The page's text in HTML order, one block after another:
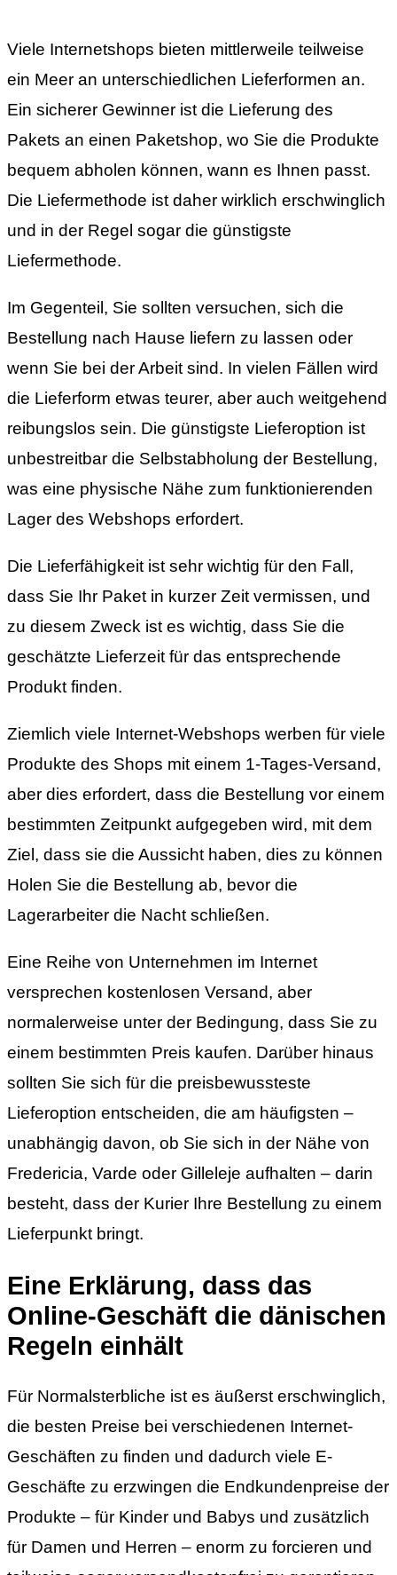
Viele Internetshops bieten mittlerweile teilweise
ein Meer an unterschiedlichen Lieferformen an.
Ein sicherer Gewinner ist die Lieferung des
Pakets an einen Paketshop, wo Sie die Produkte
bequem abholen können, wann es Ihnen passt.
Die Liefermethode ist daher wirklich erschwinglich
und in der Regel sogar die günstigste
Liefermethode.
Im Gegenteil, Sie sollten versuchen, sich die
Bestellung nach Hause liefern zu lassen oder
wenn Sie bei der Arbeit sind. In vielen Fällen wird
die Lieferform etwas teurer, aber auch weitgehend
reibungslos sein. Die günstigste Lieferoption ist
unbestreitbar die Selbstabholung der Bestellung,
was eine physische Nähe zum funktionierenden
Lager des Webshops erfordert.
Die Lieferfähigkeit ist sehr wichtig für den Fall,
dass Sie Ihr Paket in kurzer Zeit vermissen, und
zu diesem Zweck ist es wichtig, dass Sie die
geschätzte Lieferzeit für das entsprechende
Produkt finden.
Ziemlich viele Internet-Webshops werben für viele
Produkte des Shops mit einem 1-Tages-Versand,
aber dies erfordert, dass die Bestellung vor einem
bestimmten Zeitpunkt aufgegeben wird, mit dem
Ziel, dass sie die Aussicht haben, dies zu können
Holen Sie die Bestellung ab, bevor die
Lagerarbeiter die Nacht schließen.
Eine Reihe von Unternehmen im Internet
versprechen kostenlosen Versand, aber
normalerweise unter der Bedingung, dass Sie zu
einem bestimmten Preis kaufen. Darüber hinaus
sollten Sie sich für die preisbewussteste
Lieferoption entscheiden, die am häufigsten –
unabhängig davon, ob Sie sich in der Nähe von
Fredericia, Varde oder Gilleleje aufhalten – darin
besteht, dass der Kurier Ihre Bestellung zu einem
Lieferpunkt bringt.
Eine Erklärung, dass das
Online-Geschäft die dänischen
Regeln einhält
Für Normalsterbliche ist es äußerst erschwinglich,
die besten Preise bei verschiedenen Internet-
Geschäften zu finden und dadurch viele E-
Geschäfte zu erzwingen die Endkundenpreise der
Produkte – für Kinder und Babys und zusätzlich
für Damen und Herren – enorm zu forcieren und